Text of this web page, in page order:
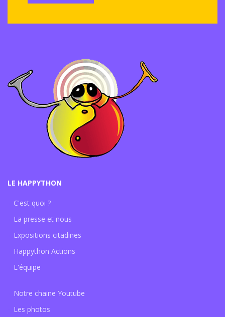
LE HAPPYTHON
C'est quoi ?
La presse et nous
Expositions citadines
Happython Actions
L'équipe
Notre chaine Youtube
Les photos